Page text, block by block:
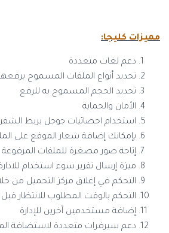
مميزات كليجا:
دعم لغات متعددة
تحديد أنواع الملفات المسموح
تحديد الحجم المسموح به للرفع
الأمان والحماية
استخدام احصائيات جوجل بربط
بإمكانك إضافة شعار الموقع على
إتاحة صور مصغرة للملفات المرفوعة
ميزة إرسال تقرير سوء استخدام
التحكم في إغلاق مركز التحميل من
التحكم بالوقت المطلوب للانتظار قبل
إضافة مستخدمين آخرين للإدارة
دعم سيرفرات متعددة لاستضافة